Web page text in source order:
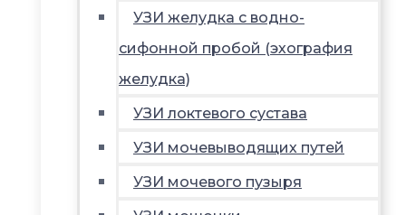
УЗИ желудка с водно-
сифонной пробой (эхография
желудка)
УЗИ локтевого сустава
УЗИ мочевыводящих путей
УЗИ мочевого пузыря